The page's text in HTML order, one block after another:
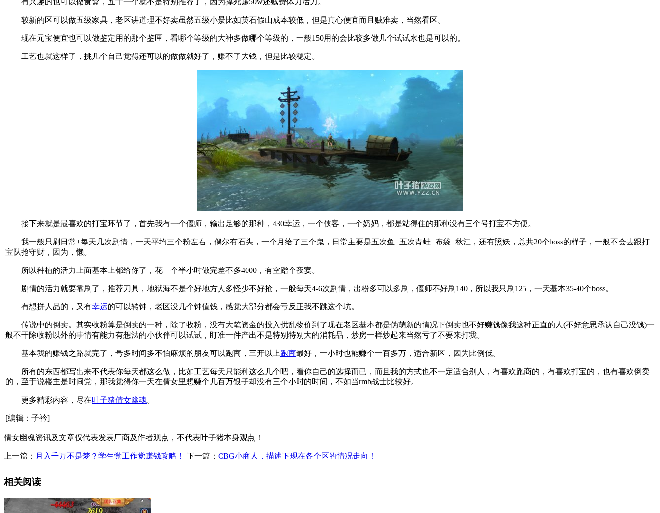
有兴趣的也可以做食盒，五千一个就不是特别推荐了，因为撑死赚50w还贼费体力活力。
较新的区可以做五级家具，老区讲道理不好卖虽然五级小景比如英石假山成本较低，但是真心便宜而且贼难卖，当然看区。
现在元宝便宜也可以做鉴定用的那个鉴匣，看哪个等级的大神多做哪个等级的，一般150用的会比较多做几个试试水也是可以的。
工艺也就这样了，挑几个自己觉得还可以的做做就好了，赚不了大钱，但是比较稳定。
接下来就是最喜欢的打宝环节了，首先我有一个偃师，输出足够的那种，430幸运，一个侠客，一个奶妈，都是站得住的那种没有三个号打宝不方便。
我一般只刷日常+每天几次剧情，一天平均三个粉左右，偶尔有石头，一个月给了三个鬼，日常主要是五次鱼+五次青蛙+布袋+秋江，还有照妖，总共20个boss的样子，一般不会去跟打
宝队抢守财，因为，懒。
所以种植的活力上面基本上都给你了，花一个半小时做完差不多4000，有空蹭个夜宴。
剧情的活力就要靠刷了，推荐刀具，地狱海不是个好地方人多怪少不好抢，一般每天4-6次剧情，出粉多可以多刷，偃师不好刷140，所以我只刷125，一天基本35-40个boss。
有想拼人品的，又有幸运的可以转钟，老区没几个钟值钱，感觉大部分都会亏反正我不跳这个坑。
传说中的倒卖。其实收粉算是倒卖的一种，除了收粉，没有大笔资金的投入扰乱物价到了现在老区基本都是伪萌新的情况下倒卖也不好赚钱像我这种正直的人(不好意思承认自己没钱)一
般不干除收粉以外的事情有能力有想法的小伙伴可以试试，盯准一件产出不是特别特别大的消耗品，炒房一样炒起来当然亏了不要来打我。
基本我的赚钱之路就完了，号多时间多不怕麻烦的朋友可以跑商，三开以上跑商最好，一小时也能赚个一百多万，适合新区，因为比例低。
所有的东西都写出来不代表你每天都这么做，比如工艺每天只能种这么几个吧，看你自己的选择而已，而且我的方式也不一定适合别人，有喜欢跑商的，有喜欢打宝的，也有喜欢倒卖
的，至于说楼主是时间党，那我觉得你一天在倩女里想赚个几百万银子却没有三个小时的时间，不如当rmb战士比较好。
更多精彩内容，尽在叶子猪倩女幽魂。
[编辑：子衿]
倩女幽魂资讯及文章仅代表发表厂商及作者观点，不代表叶子猪本身观点！
上一篇： 月入千万不是梦？学生党工作党赚钱攻略！ 下一篇： CBG小商人，描述下现在各个区的情况走向！
相关阅读